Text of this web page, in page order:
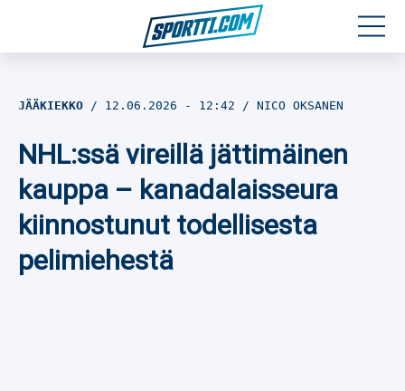
Jalkapallo
Yleisurheilu
Talviurheilu
JÄÄKIEKKO 12.06.2026 - 12:42 NICO OKSANEN
NHL:ssä vireillä jättimäinen
kauppa – kanadalaisseura
kiinnostunut todellisesta
pelimiehestä